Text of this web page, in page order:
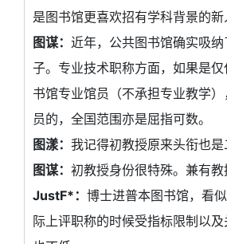
是图书馆更喜欢招有学科背景的新
图谋： 近年，公共图书馆确实吸
子。专业技术职称方面，如果是
书馆专业馆员（不承担专业教学
员的，全国范围亦是屈指可数。
图漾： 我记得初教授原来头衔也是
图谋： 初教授身份很特殊。兼有教
JustF*： 博士进普本图书馆，看
际上评职称的时候受指标限制以